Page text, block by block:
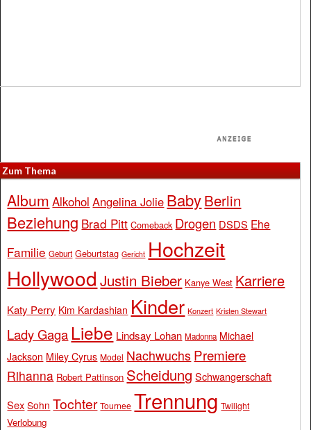
Zum Thema
Album Alkohol Angelina Jolie BabyBerlin
Beziehung Brad Pitt Comeback Drogen DSDS Ehe
Familie Geburt Geburtstag Gericht Hochzeit
Hollywood Justin Bieber Kanye West Karriere
Katy Perry Kim Kardashian Kinder Konzert Kristen Stewart
Lady Gaga Liebe Lindsay Lohan Madonna Michael
Jackson Miley Cyrus Model Nachwuchs Premiere
Rihanna Robert Pattinson Scheidung Schwangerschaft
Sex Sohn Tochter Tournee Trennung Twilight
Verlobung